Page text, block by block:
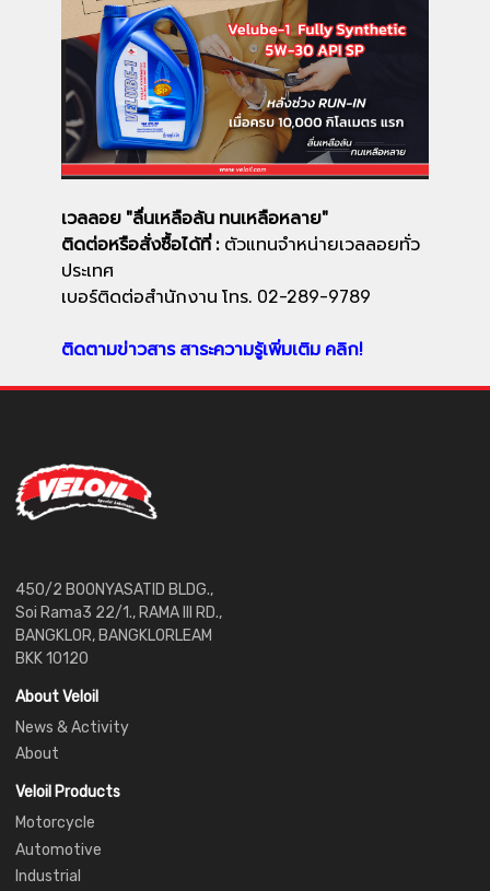
เวลลอย "ลื่นเหลือล้น ทนเหลือหลาย"
ติดต่อหรือสั่งซื้อได้ที่ : ตัวแทนจำหน่ายเวลลอยทั่ว
ประเทศ
เบอร์ติดต่อสำนักงาน โทร. 02-289-9789
ติดตามข่าวสาร สาระความรู้เพิ่มเติม คลิก!
450/2 BOONYASATID BLDG.,
Soi Rama3 22/1., RAMA III RD.,
BANGKLOR, BANGKLORLEAM
BKK 10120
About Veloil
News & Activity
About
Veloil Products
Motorcycle
Automotive
Industrial